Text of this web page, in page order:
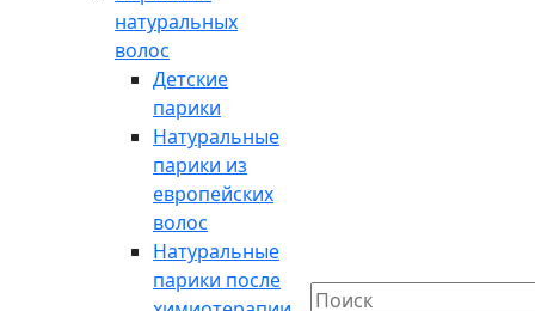
натуральных
волос
Детские
парики
Натуральные
парики из
европейских
волос
Натуральные
парики после